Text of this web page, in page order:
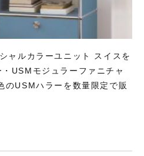
ャルカラーユニット スイスを
USMモジュラーファニチャ
のUSMハラーを数量限定で販